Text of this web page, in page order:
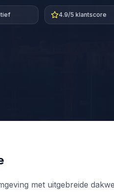
4.9/5 klantscore
met uitgebreide